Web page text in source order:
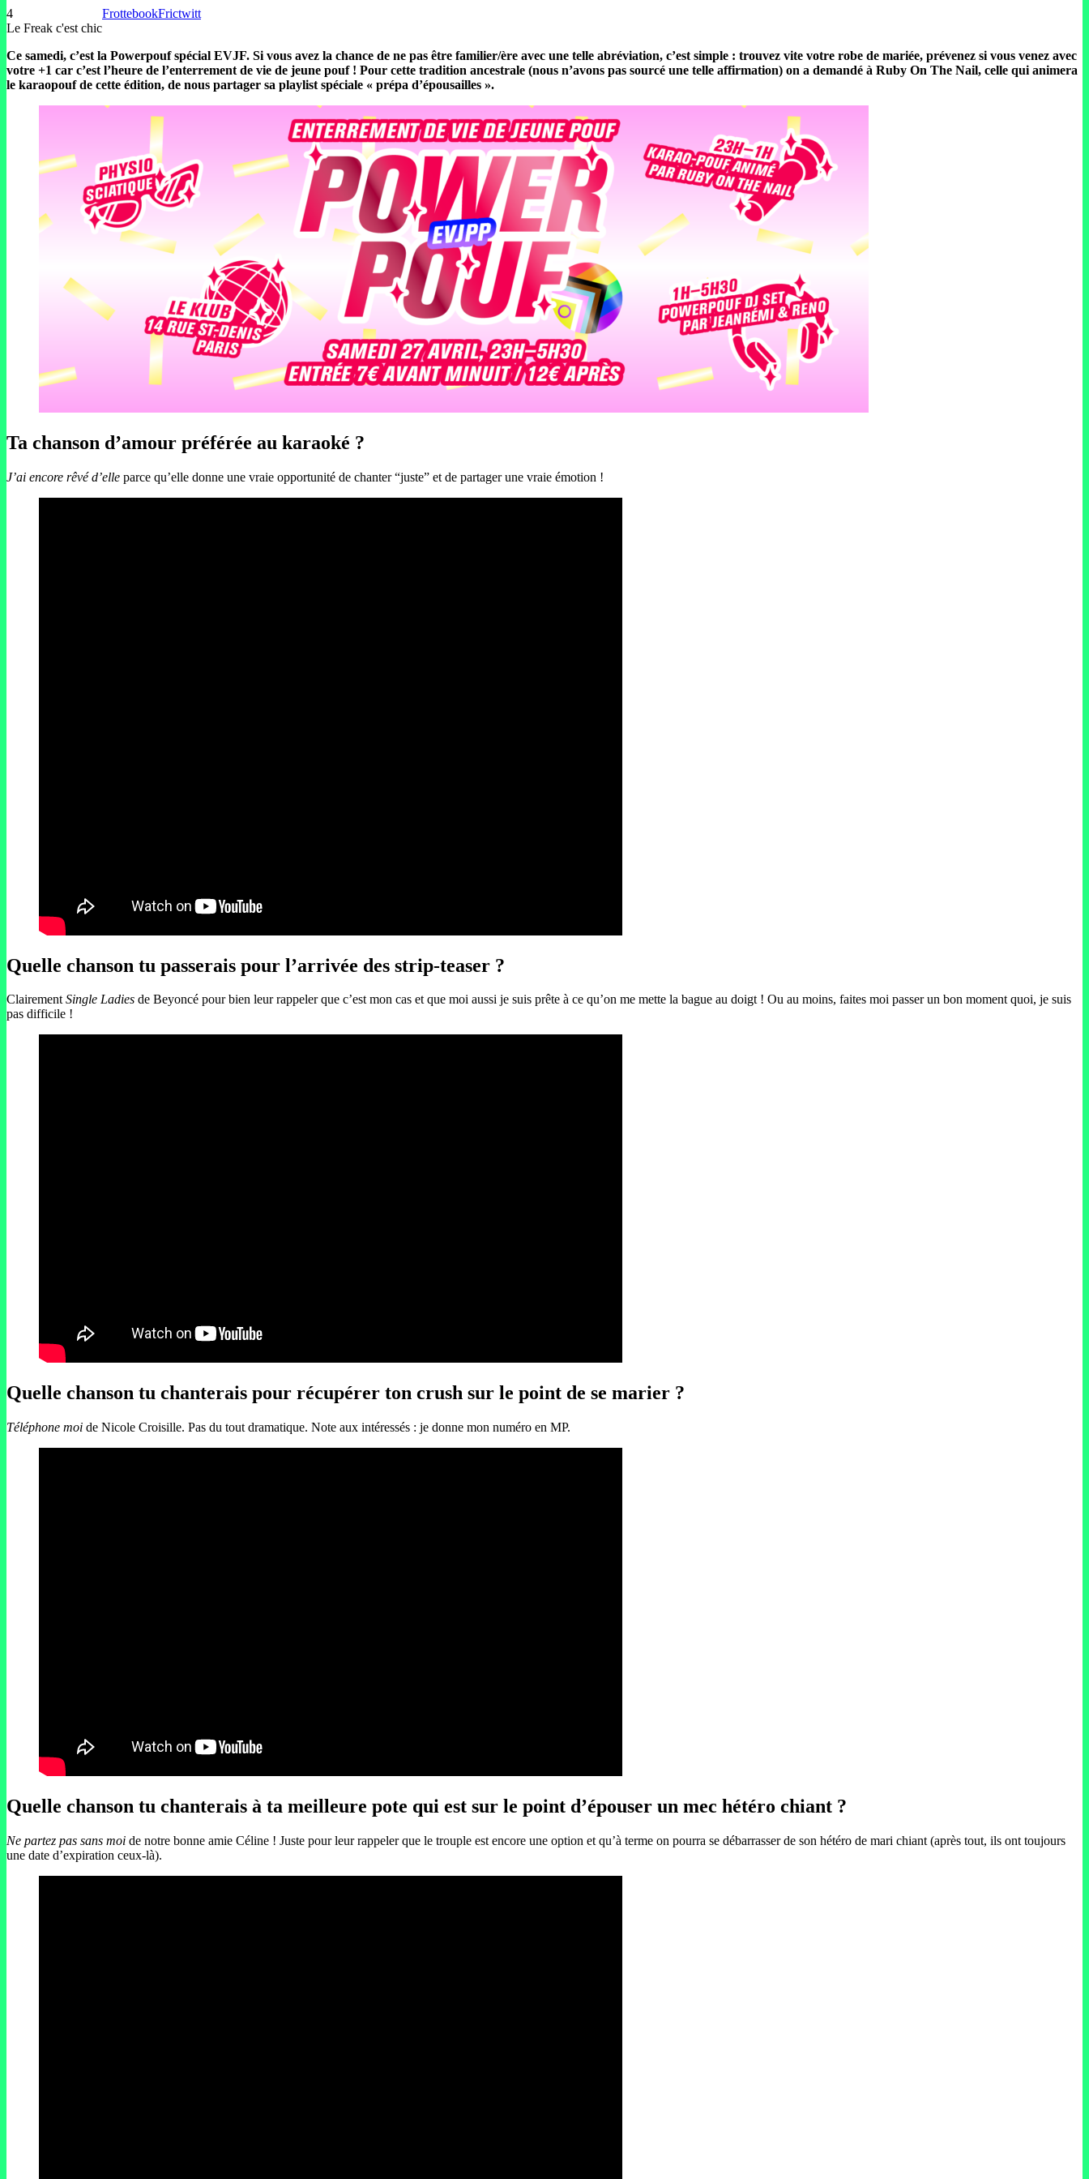
4
Le Freak c'est chic
FrottebookFrictwitt
Ce samedi, c’est la Powerpouf spécial EVJF. Si vous avez la chance de ne pas être familier/ère avec une telle abréviation, c’est simple : trouvez vite votre robe de mariée, prévenez si vous venez avec
votre +1 car c’est l’heure de l’enterrement de vie de jeune pouf ! Pour cette tradition ancestrale (nous n’avons pas sourcé une telle affirmation) on a demandé à Ruby On The Nail, celle qui animera
le karaopouf de cette édition, de nous partager sa playlist spéciale « prépa d’épousailles ».
Ta chanson d’amour préférée au karaoké ?
J’ai encore rêvé d’elle parce qu’elle donne une vraie opportunité de chanter “juste” et de partager une vraie émotion !
Quelle chanson tu passerais pour l’arrivée des strip-teaser ?
ClairementSingle Ladies de Beyoncé pour bien leur rappeler que c’est mon cas et que moi aussi je suis prête à ce qu’on me mette la bague au doigt ! Ou au moins, faites moi passer un bon moment quoi, je suis
pas difficile !
Quelle chanson tu chanterais pour récupérer ton crush sur le point de se marier ?
Téléphone moi de Nicole Croisille. Pas du tout dramatique. Note aux intéressés : je donne mon numéro en MP.
Quelle chanson tu chanterais à ta meilleure pote qui est sur le point d’épouser un mec hétéro chiant ?
Ne partez pas sans moi de notre bonne amie Céline ! Juste pour leur rappeler que le trouple est encore une option et qu’à terme on pourra se débarrasser de son hétéro de mari chiant (après tout, ils ont toujours
une date d’expiration ceux-là).